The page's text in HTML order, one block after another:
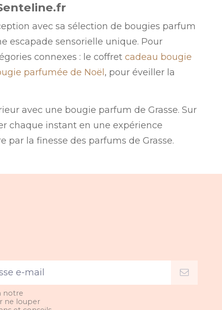
avec sa sélection de bougies parfum
escapade sensorielle unique. Pour
connexes : le coffret cadeau bougie
parfumée de Noël , pour éveiller la
avec une bougie parfum de Grasse. Sur
chaque instant en une expérience
la finesse des parfums de Grasse.
notre
ne louper